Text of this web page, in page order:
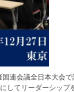
連会議全日本大会
してリーダーシップ